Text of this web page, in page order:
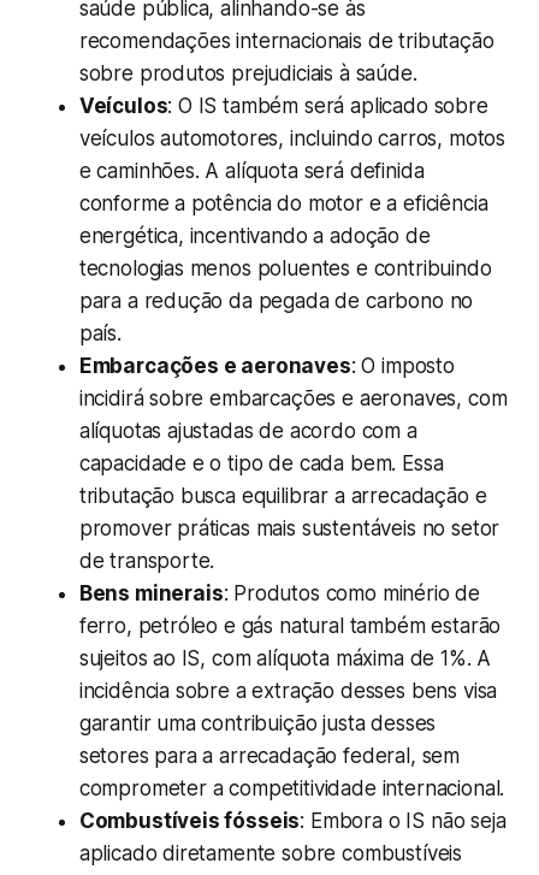
saúde pública, alinhando-se às
recomendações internacionais de tributação
sobre produtos prejudiciais à saúde.
Veículos: O IS também será aplicado sobre
veículos automotores, incluindo carros, motos
e caminhões. A alíquota será definida
conforme a potência do motor e a eficiência
energética, incentivando a adoção de
tecnologias menos poluentes e contribuindo
para a redução da pegada de carbono no
país.
Embarcações e aeronaves: O imposto
incidirá sobre embarcações e aeronaves, com
alíquotas ajustadas de acordo com a
capacidade e o tipo de cada bem. Essa
tributação busca equilibrar a arrecadação e
promover práticas mais sustentáveis no setor
de transporte.
Bens minerais: Produtos como minério de
ferro, petróleo e gás natural também estarão
sujeitos ao IS, com alíquota máxima de 1%. A
incidência sobre a extração desses bens visa
garantir uma contribuição justa desses
setores para a arrecadação federal, sem
comprometer a competitividade internacional.
Combustíveis fósseis: Embora o IS não seja
aplicado diretamente sobre combustíveis